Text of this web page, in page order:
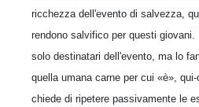
ricchezza dell'evento di salvezza,
rendono salvifico per questi
solo destinatari dell'evento, ma lo
quella umana carne per cui «è»,
chiede di ripetere passivamente le